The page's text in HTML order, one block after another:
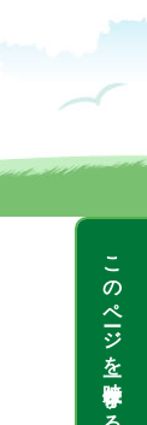
このページを一時保存する